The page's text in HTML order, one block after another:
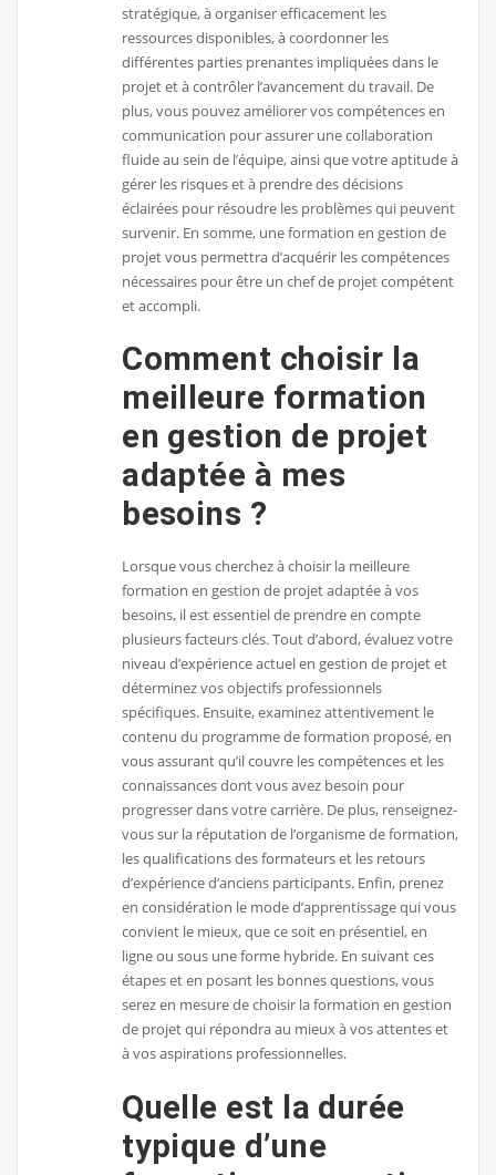
stratégique, à organiser efficacement les
ressources disponibles, à coordonner les
différentes parties prenantes impliquées dans le
projet et à contrôler l’avancement du travail. De
plus, vous pouvez améliorer vos compétences en
communication pour assurer une collaboration
fluide au sein de l’équipe, ainsi que votre aptitude à
gérer les risques et à prendre des décisions
éclairées pour résoudre les problèmes qui peuvent
survenir. En somme, une formation en gestion de
projet vous permettra d’acquérir les compétences
nécessaires pour être un chef de projet compétent
et accompli.
Comment choisir la
meilleure formation
en gestion de projet
adaptée à mes
besoins ?
Lorsque vous cherchez à choisir la meilleure
formation en gestion de projet adaptée à vos
besoins, il est essentiel de prendre en compte
plusieurs facteurs clés. Tout d’abord, évaluez votre
niveau d’expérience actuel en gestion de projet et
déterminez vos objectifs professionnels
spécifiques. Ensuite, examinez attentivement le
contenu du programme de formation proposé, en
vous assurant qu’il couvre les compétences et les
connaissances dont vous avez besoin pour
progresser dans votre carrière. De plus, renseignez-
vous sur la réputation de l’organisme de formation,
les qualifications des formateurs et les retours
d’expérience d’anciens participants. Enfin, prenez
en considération le mode d’apprentissage qui vous
convient le mieux, que ce soit en présentiel, en
ligne ou sous une forme hybride. En suivant ces
étapes et en posant les bonnes questions, vous
serez en mesure de choisir la formation en gestion
de projet qui répondra au mieux à vos attentes et
à vos aspirations professionnelles.
Quelle est la durée
typique d’une